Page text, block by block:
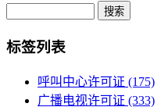
Search
标签列表
呼叫中心许可证 (175)
广播电视许可证 (333)